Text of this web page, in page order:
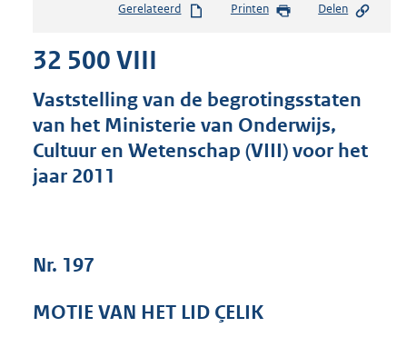
s
s
g
r
K
Gerelateerd Printen Delen
32 500 VIII
Vaststelling van de begrotingsstaten
van het Ministerie van Onderwijs,
Cultuur en Wetenschap (VIII) voor het
jaar 2011
Nr. 197
MOTIE VAN HET LID ÇELIK